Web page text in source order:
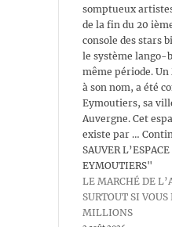
somptueux
de la fin du 20
console des stars
le système lango-
même période. Un
à son nom, a été
Eymoutiers, sa
Auvergne. Cet
existe par …
SAUVER
EYMOUTIERS"
LE MARCHÉ DE
SURTOUT SI VOUS
MILLIONS